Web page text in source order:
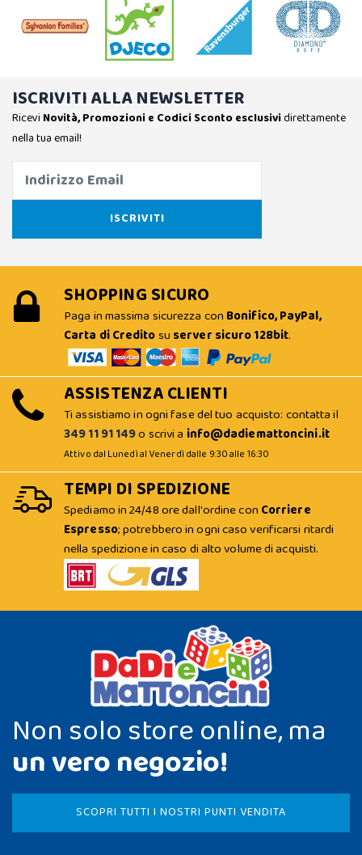
ISCRIVITI ALLA NEWSLETTER
Ricevi Novità, Promozioni e Codici Sconto esclusividirettamente
nella tua email!
SHOPPING SICURO
Paga in massima sicurezza con Bonifico, PayPal,
Carta di Creditosu server sicuro 128bit.
ASSISTENZA CLIENTI
Ti assistiamo in ogni fase del tuo acquisto: contatta il
349 11 91 149o scrivi a info@dadiemattoncini.it
Attivo dal Lunedì al Venerdì dalle 9:30 alle 16:30
TEMPI DI SPEDIZIONE
Spediamo in 24/48 ore dall'ordine con Corriere
Espresso; potrebbero in ogni caso verificarsi ritardi
nella spedizione in caso di alto volume di acquisti.
Non solo store online, ma
un vero negozio!
SCOPRI TUTTI I NOSTRI PUNTI VENDITA